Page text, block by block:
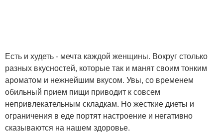
Есть и худеть - мечта каждой женщины. Вокруг столько
разных вкусностей, которые так и манят своим тонким
ароматом и нежнейшим вкусом. Увы, со временем
обильный прием пищи приводит к совсем
непривлекательным складкам. Но жесткие диеты и
ограничения в еде портят настроение и негативно
сказываются на нашем здоровье.